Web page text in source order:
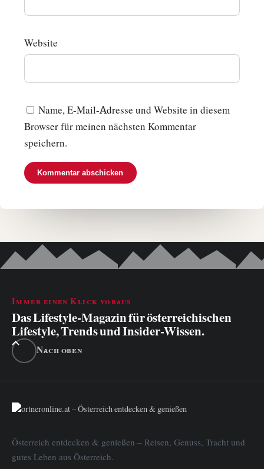
Website
Name, E-Mail-Adresse und Website in diesem
Browser für meinen nächsten Kommentar
speichern.
Immer einen Klick voraus
Das Lifestyle-Magazin für österreichischen
Lifestyle, Trends und Insider-Wissen.
Nach oben
Österreich entdecken & genießen – Reisen, Genuss, Tracht und
gutes Leben aus Österreich.